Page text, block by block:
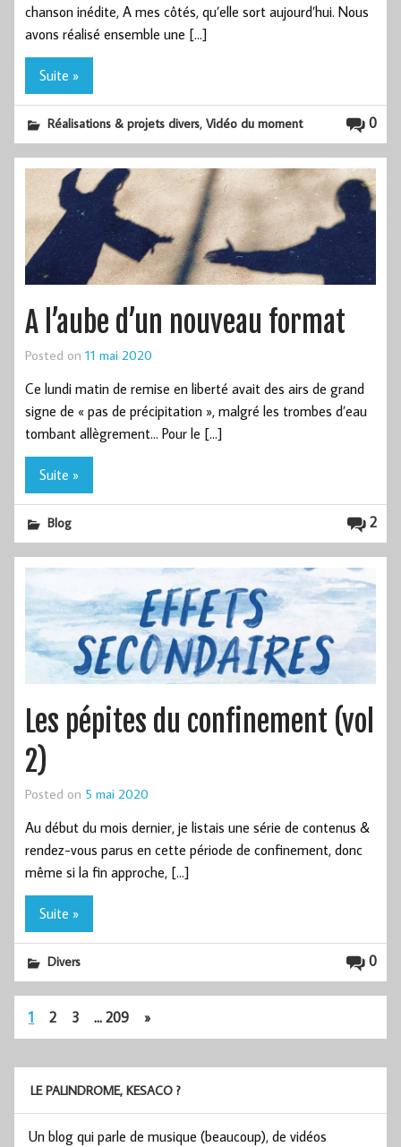
chanson inédite, A mes côtés, qu’elle sort aujourd’hui. Nous
avons réalisé ensemble une […]
Suite »
0
Réalisations & projets divers,Vidéo du moment
A l’aube d’un nouveau format
Posted on 11 mai 2020
Ce lundi matin de remise en liberté avait des airs de grand
signe de « pas de précipitation », malgré les trombes d’eau
tombant allègrement… Pour le […]
Suite »
2
Blog
Les pépites du confinement (vol
2)
Posted on 5 mai 2020
Au début du mois dernier, je listais une série de contenus &
rendez-vous parus en cette période de confinement, donc
même si la fin approche, […]
Suite »
0
Divers
1 2 3 … 209 »
LE PALINDROME, KESACO ?
Un blog qui parle de musique (beaucoup), de vidéos